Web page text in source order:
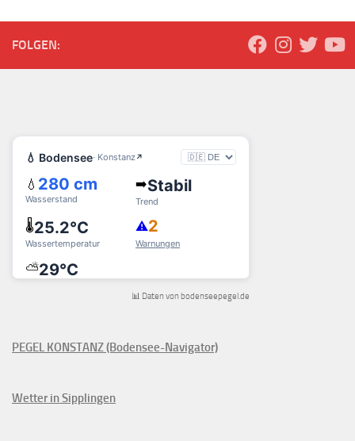
FOLGEN:
📊 Daten von bodenseepegel.de
PEGEL KONSTANZ (Bodensee-Navigator)
Wetter in Sipplingen